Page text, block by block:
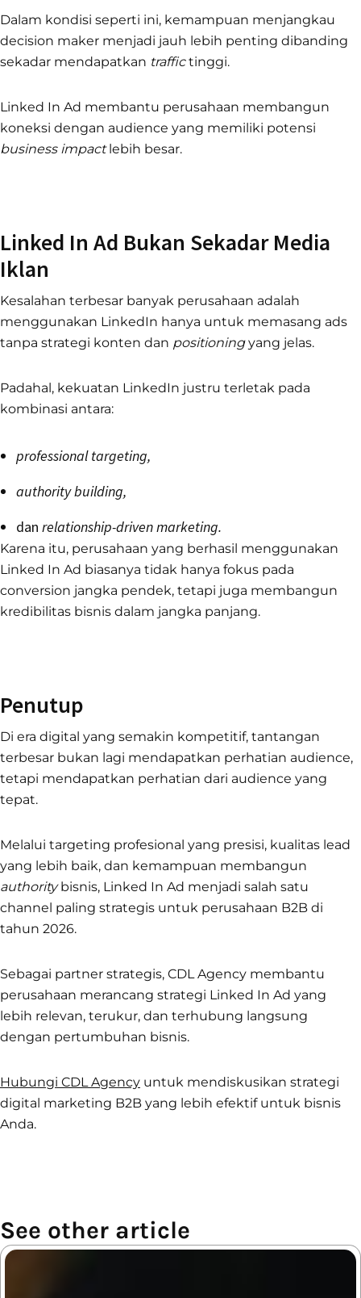
Dalam kondisi seperti ini, kemampuan menjangkau
decision maker menjadi jauh lebih penting dibanding
sekadar mendapatkan traffictinggi.
Linked In Ad membantu perusahaan membangun
koneksi dengan audience yang memiliki potensi
business impactlebih besar.
Linked In Ad Bukan Sekadar Media
Iklan
Kesalahan terbesar banyak perusahaan adalah
menggunakan LinkedIn hanya untuk memasang ads
tanpa strategi konten dan positioningyang jelas.
Padahal, kekuatan LinkedIn justru terletak pada
kombinasi antara:
professional targeting,
authority building,
dan relationship-driven marketing.
Karena itu, perusahaan yang berhasil menggunakan
Linked In Ad biasanya tidak hanya fokus pada
conversion jangka pendek, tetapi juga membangun
kredibilitas bisnis dalam jangka panjang.
Penutup
Di era digital yang semakin kompetitif, tantangan
terbesar bukan lagi mendapatkan perhatian audience,
tetapi mendapatkan perhatian dari audience yang
tepat.
Melalui targeting profesional yang presisi, kualitas lead
yang lebih baik, dan kemampuan membangun
authoritybisnis, Linked In Ad menjadi salah satu
channel paling strategis untuk perusahaan B2B di
tahun 2026.
Sebagai partner strategis, CDL Agency membantu
perusahaan merancang strategi Linked In Ad yang
lebih relevan, terukur, dan terhubung langsung
dengan pertumbuhan bisnis.
Hubungi CDL Agency untuk mendiskusikan strategi
digital marketing B2B yang lebih efektif untuk bisnis
Anda.
See other article